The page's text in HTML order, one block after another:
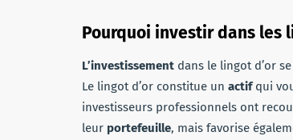
Pourquoi investir dans les
L’investissement dans le lingot d’or
Le lingot d’or constitue un actifqui
investisseurs professionnels ont
leur portefeuille, mais favorise